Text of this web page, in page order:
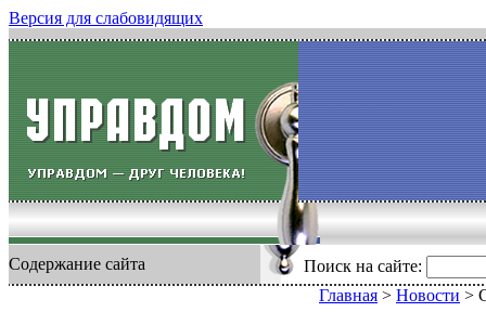
Версия для слабовидящих
Содержание сайта Поиск на сайте:
Главная > Новости >